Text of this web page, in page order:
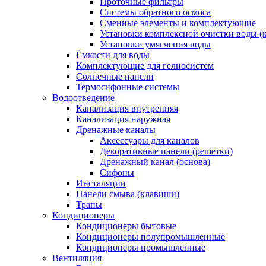
Системы обратного осмоса
Сменные элементы и комплектующие
Установки комплексной очистки воды
Установки умягчения воды
Ёмкости для воды
Комплектующие для гелиосистем
Солнечные панели
Термосифонные системы
Водоотведение
Канализация внутренняя
Канализация наружная
Дренажные каналы
Аксессуары для каналов
Декоративные панели (решетки)
Дренажный канал (основа)
Сифоны
Инсталяции
Панели смыва (клавиши)
Трапы
Кондиционеры
Кондиционеры бытовые
Кондиционеры полупромышленные
Кондиционеры промышленные
Вентиляция